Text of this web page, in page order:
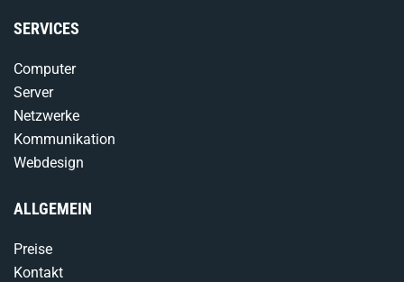
SERVICES
Computer
Server
Netzwerke
Kommunikation
Webdesign
ALLGEMEIN
Preise
Kontakt